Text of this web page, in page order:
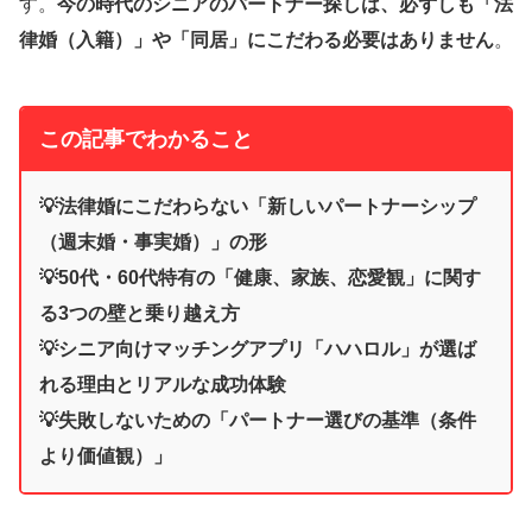
す。 今の時代のシニアのパートナー探しは、必ずしも「法
律婚（入籍）」や「同居」にこだわる必要はありません。
この記事でわかること
💡法律婚にこだわらない「新しいパートナーシップ
（週末婚・事実婚）」の形
💡50代・60代特有の「健康、家族、恋愛観」に関す
る3つの壁と乗り越え方
💡シニア向けマッチングアプリ「ハハロル」が選ば
れる理由とリアルな成功体験
💡失敗しないための「パートナー選びの基準（条件
より価値観）」